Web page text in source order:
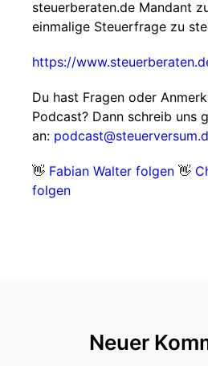
steuerberaten.de Mandant
einmalige Steuerfrage zu
https://
Du hast Fragen oder
Podcast? Dann schreib uns
an:
👋 Fabian Walter folgen 👋
folgen
Neuer